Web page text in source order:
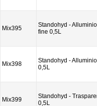
Mix395
Standohyd -
fine 0,5L
Mix398
Standohyd -
0,5L
Mix399
Standohyd -
0,5L